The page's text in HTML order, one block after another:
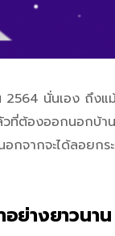
นั่นเอง ถึงแ
ต้องออกนอกบ้าน
กจากจะได้ลอยก
ย่างยาวนาน